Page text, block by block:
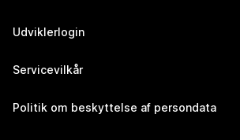
Udviklerlogin
Servicevilkår
Politik om beskyttelse af persondata